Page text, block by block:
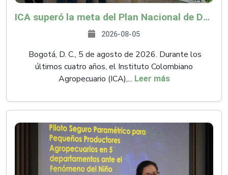
ICA superó la meta del Plan Nacional de Desarrollo y abrió 61 mercados internacionales
2026-08-05
Bogotá, D. C., 5 de agosto de 2026. Durante los
últimos cuatro años, el Instituto Colombiano
Agropecuario (ICA),... Leer más